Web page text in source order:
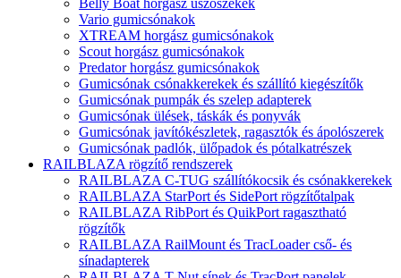
Belly Boat horgász úszószékek
Vario gumicsónakok
XTREAM horgász gumicsónakok
Scout horgász gumicsónakok
Predator horgász gumicsónakok
Gumicsónak csónakkerekek és szállító kiegészítők
Gumicsónak pumpák és szelep adapterek
Gumicsónak ülések, táskák és ponyvák
Gumicsónak javítókészletek, ragasztók és ápolószerek
Gumicsónak padlók, ülőpadok és pótalkatrészek
RAILBLAZA rögzítő rendszerek
RAILBLAZA C-TUG szállítókocsik és csónakkerekek
RAILBLAZA StarPort és SidePort rögzítőtalpak
RAILBLAZA RibPort és QuikPort ragasztható
rögzítők
RAILBLAZA RailMount és TracLoader cső- és
sínadapterek